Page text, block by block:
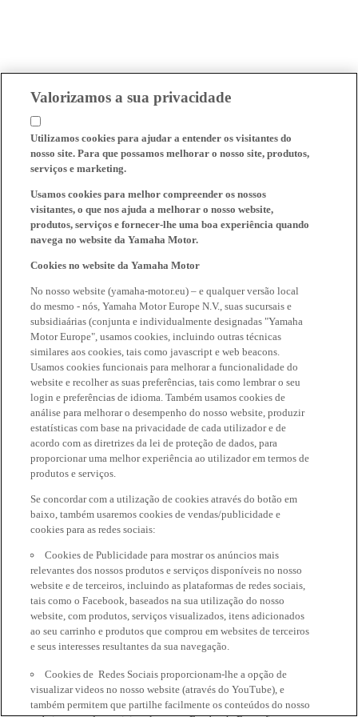
Valorizamos a sua privacidade
Utilizamos cookies para ajudar a entender os visitantes do
nosso site. Para que possamos melhorar o nosso site, produtos,
serviços e marketing.
Usamos cookies para melhor compreender os nossos
visitantes, o que nos ajuda a melhorar o nosso website,
produtos, serviços e fornecer-lhe uma boa experiência quando
navega no website da Yamaha Motor.
Cookies no website da Yamaha Motor
No nosso website (yamaha-motor.eu) – e qualquer versão local
do mesmo - nós, Yamaha Motor Europe N.V., suas sucursais e
subsidiaárias (conjunta e individualmente designadas "Yamaha
Motor Europe", usamos cookies, incluindo outras técnicas
similares aos cookies, tais como javascript e web beacons.
Usamos cookies funcionais para melhorar a funcionalidade do
website e recolher as suas preferências, tais como lembrar o seu
login e preferências de idioma. Também usamos cookies de
análise para melhorar o desempenho do nosso website, produzir
estatísticas com base na privacidade de cada utilizador e de
acordo com as diretrizes da lei de proteção de dados, para
proporcionar uma melhor experiência ao utilizador em termos de
produtos e serviços.
Se concordar com a utilização de cookies através do botão em
baixo, também usaremos cookies de vendas/publicidade e
cookies para as redes sociais:
Cookies de Publicidade para mostrar os anúncios mais
relevantes dos nossos produtos e serviços disponíveis no nosso
website e de terceiros, incluindo as plataformas de redes sociais,
tais como o Facebook, baseados na sua utilização do nosso
website, com produtos, serviços visualizados, itens adicionados
ao seu carrinho e produtos que comprou em websites de terceiros
e seus interesses resultantes da sua navegação.
Cookies de Redes Sociais proporcionam-lhe a opção de
visualizar videos no nosso website (através do YouTube), e
também permitem que partilhe facilmente os conteúdos do nosso